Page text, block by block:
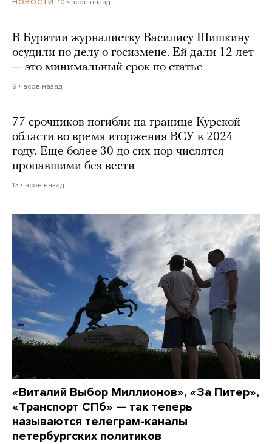
НОВОСТИ
В Бурятии журналистку Василису Шишкину
осудили по делу о госизмене. Ей дали 12 лет
— это минимальный срок по статье
9 часов назад
77 срочников погибли на границе Курской
области во время вторжения ВСУ в 2024
году. Еще более 30 до сих пор числятся
пропавшими без вести
13 часов назад
«Виталий Выбор Миллионов», «За Питер»,
«Транспорт СПб» — так теперь
называются телеграм-каналы
петербургских политиков